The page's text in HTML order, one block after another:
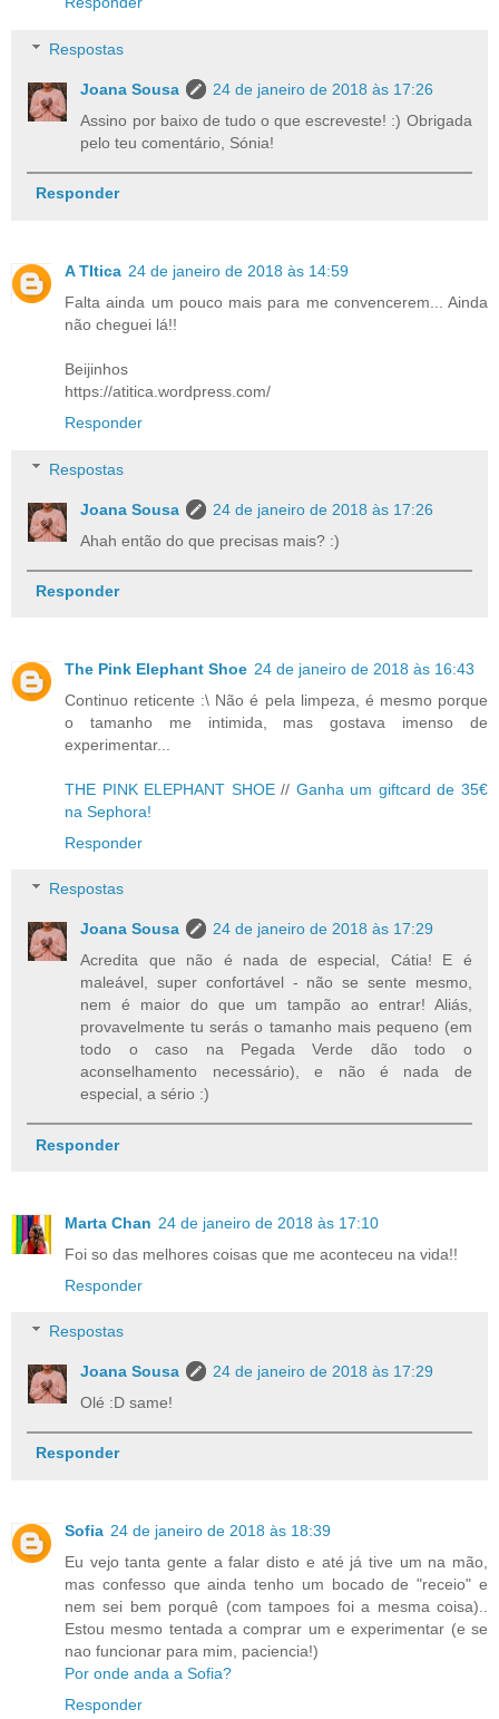
Respostas
Joana Sousa
24 de janeiro de 2018 às 17:26
Assino por baixo de tudo o que escreveste! :) Obrigada
pelo teu comentário, Sónia!
Responder
A TItica 24 de janeiro de 2018 às 14:59
Falta ainda um pouco mais para me convencerem... Ainda
não cheguei lá!!
Beijinhos
https://atitica.wordpress.com/
Responder
Respostas
Joana Sousa
24 de janeiro de 2018 às 17:26
Ahah então do que precisas mais? :)
Responder
The Pink Elephant Shoe 24 de janeiro de 2018 às 16:43
Continuo reticente :\ Não é pela limpeza, é mesmo porque
o tamanho me intimida, mas gostava imenso de
experimentar...
THE PINK ELEPHANT SHOE// Ganha um giftcard de 35€
na Sephora!
Responder
Respostas
Joana Sousa
24 de janeiro de 2018 às 17:29
Acredita que não é nada de especial, Cátia! E é
maleável, super confortável - não se sente mesmo,
nem é maior do que um tampão ao entrar! Aliás,
provavelmente tu serás o tamanho mais pequeno (em
todo o caso na Pegada Verde dão todo o
aconselhamento necessário), e não é nada de
especial, a sério :)
Responder
Marta Chan 24 de janeiro de 2018 às 17:10
Foi so das melhores coisas que me aconteceu na vida!!
Responder
Respostas
Joana Sousa
24 de janeiro de 2018 às 17:29
Olé :D same!
Responder
Sofia 24 de janeiro de 2018 às 18:39
Eu vejo tanta gente a falar disto e até já tive um na mão,
mas confesso que ainda tenho um bocado de "receio" e
nem sei bem porquê (com tampoes foi a mesma coisa)..
Estou mesmo tentada a comprar um e experimentar (e se
nao funcionar para mim, paciencia!)
Por onde anda a Sofia?
Responder